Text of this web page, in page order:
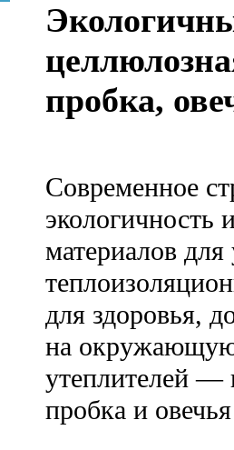
пробка,
Современное
экологичность
материалов
для здоровья,
на окружающую
утеплителей —
пробка и